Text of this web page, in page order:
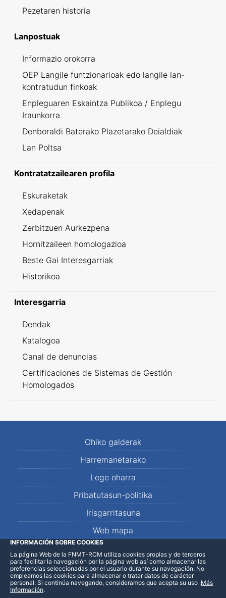
Pezetaren historia
Lanpostuak
Informazio orokorra
OEP Langile funtzionarioak edo langile lan-
kontratudun finkoak
Enpleguaren Eskaintza Publikoa / Enplegu
Iraunkorra
Denboraldi Baterako Plazetarako Deialdiak
Lan Poltsa
Kontratatzailearen profila
Eskuraketak
Xedapenak
Zerbitzuen Aurkezpena
Hornitzaileen homologazioa
Beste Gai Interesgarriak
Historikoa
Interesgarria
Dendak
Katalogoa
Canal de denuncias
Certificaciones de Sistemas de Gestión
Homologados
Ohiko galderak
Harremanetarako
Lege oharra
Pribatutasun-politika
Irisgarritasuna
Web mapa
LinkedInFacebookWhatsApp
INFORMACIÓN SOBRE COOKIES
La página Web de la FNMT-RCM utiliza cookies propias y de terceros
para facilitar la navegación por la página web así como almacenar las
preferencias seleccionadas por el usuario durante su navegación. No
empleamos las cookies para almacenar o tratar datos de carácter
personal. Si continúa navegando, consideramos que acepta su uso .Más
Información.